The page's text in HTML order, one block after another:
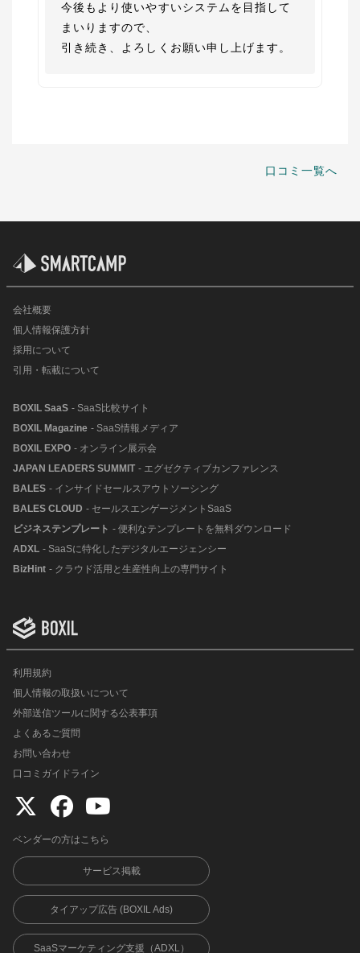
今後もより使いやすいシステムを目指して
まいりますので、
引き続き、よろしくお願い申し上げます。
口コミ一覧へ
会社概要
個人情報保護方針
採用について
引用・転載について
BOXIL SaaS - SaaS比較サイト
BOXIL Magazine - SaaS情報メディア
BOXIL EXPO - オンライン展示会
JAPAN LEADERS SUMMIT - エグゼクティブカンファレンス
BALES - インサイドセールスアウトソーシング
BALES CLOUD - セールスエンゲージメントSaaS
ビジネステンプレート - 便利なテンプレートを無料ダウンロード
ADXL - SaaSに特化したデジタルエージェンシー
BizHint - クラウド活用と生産性向上の専門サイト
利用規約
個人情報の取扱いについて
外部送信ツールに関する公表事項
よくあるご質問
お問い合わせ
口コミガイドライン
ベンダーの方はこちら
サービス掲載
タイアップ広告 (BOXIL Ads)
SaaSマーケティング支援（ADXL）